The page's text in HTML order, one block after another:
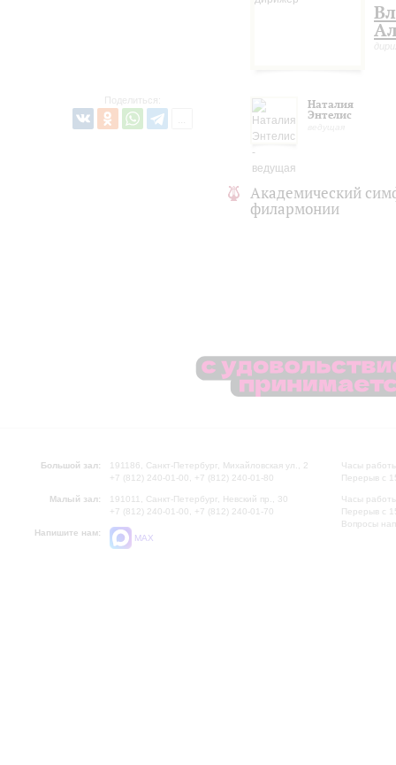
Поделиться:
Наталия
Энтелис
Академический
филармонии
Большой зал:
191186, Санкт-Петербург, Михайловская ул., 2
+7 (812) 240-01-00, +7 (812) 240-01-80
Малый зал:
191011, Санкт-Петербург, Невский пр., 30
+7 (812) 240-01-00, +7 (812) 240-01-70
Напишите нам:
MAX
Часы
Перерыв с
Часы
Перерыв с
Вопросы